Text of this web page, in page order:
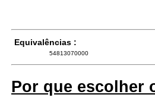
Equivalências :
54813070000
Por que escolher